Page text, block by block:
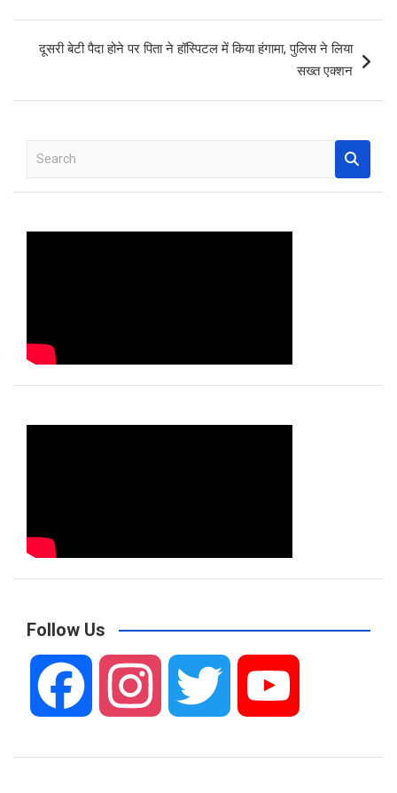
k
p
दूसरी बेटी पैदा होने पर पिता ने हॉस्पिटल में किया हंगामा, पुलिस ने लिया
सख्त एक्शन
a
Follow Us